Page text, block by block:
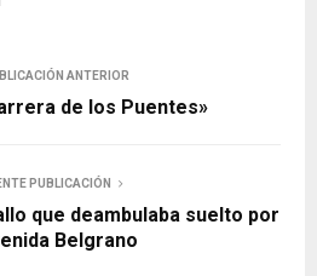
ANTERIOR
de los Puentes»
PUBLICACIÓN
que deambulaba suelto por
Belgrano